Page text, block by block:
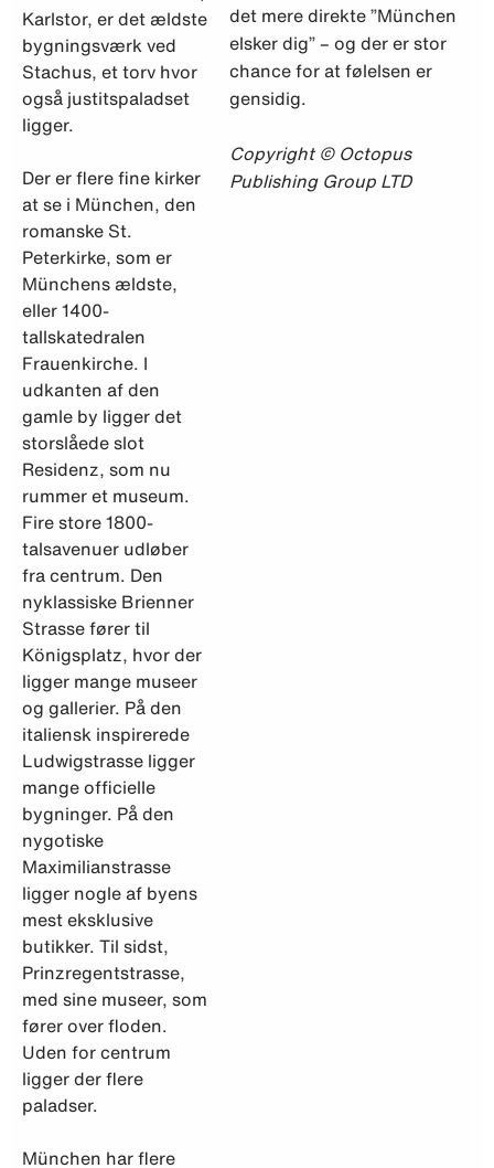
Karlstor, er det ældste
bygningsværk ved
Stachus, et torv hvor
også justitspaladset
ligger.
Der er flere fine kirker
at se i München, den
romanske St.
Peterkirke, som er
Münchens ældste,
eller 1400-
tallskatedralen
Frauenkirche. I
udkanten af den
gamle by ligger det
storslåede slot
Residenz, som nu
rummer et museum.
Fire store 1800-
talsavenuer udløber
fra centrum. Den
nyklassiske Brienner
Strasse fører til
Königsplatz, hvor der
ligger mange museer
og gallerier. På den
italiensk inspirerede
Ludwigstrasse ligger
mange officielle
bygninger. På den
nygotiske
Maximilianstrasse
ligger nogle af byens
mest eksklusive
butikker. Til sidst,
Prinzregentstrasse,
med sine museer, som
fører over floden.
Uden for centrum
ligger der flere
paladser.
München har flere
det mere direkte ”München
elsker dig” – og der er stor
chance for at følelsen er
gensidig.
Copyright © Octopus
Publishing Group LTD